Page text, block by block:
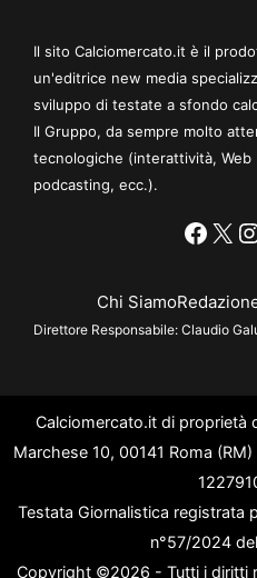
Il sito Calciomercato.it è il
un'editrice new media
sviluppo di testate a sfondo
Il Gruppo, da sempre molto
tecnologiche (interattività,
podcasting, ecc.).
X
Chi Siamo
Direttore Responsabile: Claudio
Calciomercato.it di proprietà
Marchese 10, 00141 Roma
Testata Giornalistica registrata
n°57/2024
Copyright ©2026 - Tutti i diritti